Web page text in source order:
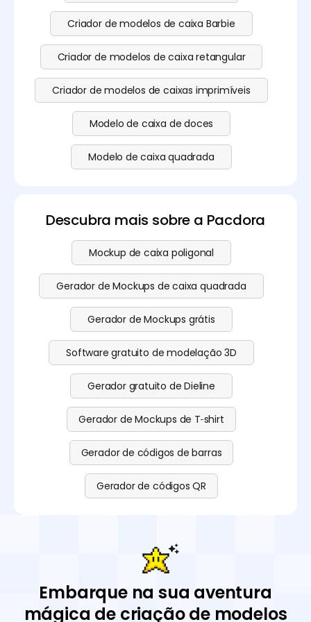
Criador de modelos de caixa Barbie
Criador de modelos de caixa retangular
Criador de modelos de caixas imprimíveis
Modelo de caixa de doces
Modelo de caixa quadrada
Descubra mais sobre a Pacdora
Mockup de caixa poligonal
Gerador de Mockups de caixa quadrada
Gerador de Mockups grátis
Software gratuito de modelação 3D
Gerador gratuito de Dieline
Gerador de Mockups de T‑shirt
Gerador de códigos de barras
Gerador de códigos QR
Embarque na sua aventura
mágica de criação de modelos